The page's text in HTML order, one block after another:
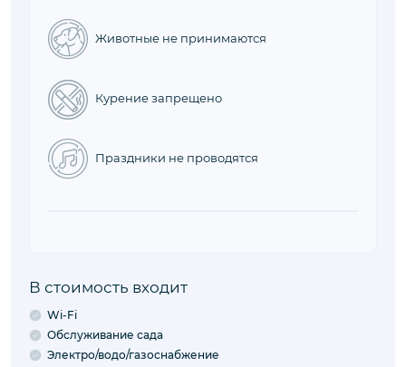
Животные не принимаются
Курение запрещено
Праздники не проводятся
В стоимость входит
Wi-Fi
Обслуживание сада
Электро/водо/газоснабжение